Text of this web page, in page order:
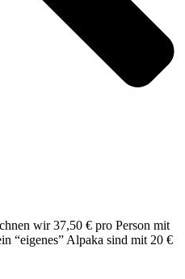
wir 37,50 € pro Person mit
“eigenes” Alpaka sind mit 20 €